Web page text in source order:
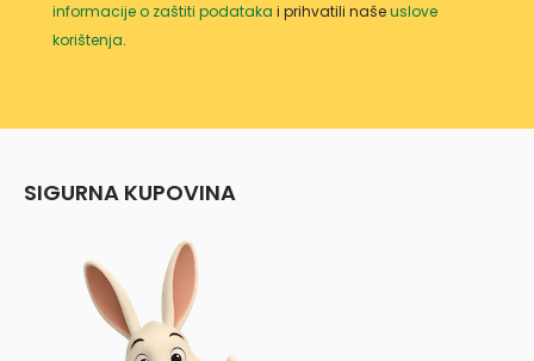
informacije o zaštiti podataka i prihvatili našeuslove
korištenja.
SIGURNA KUPOVINA